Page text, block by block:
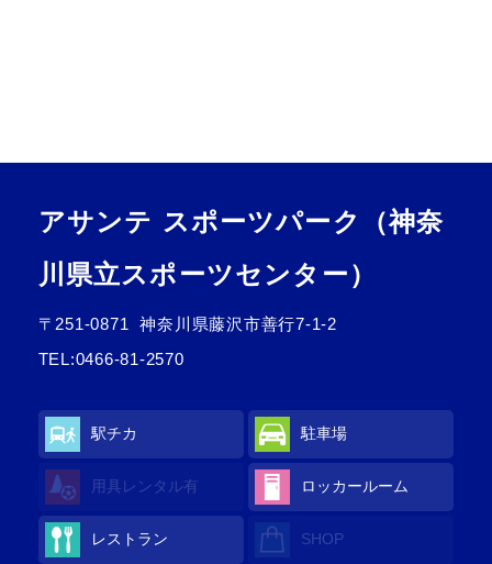
アサンテ スポーツパーク（神奈
川県立スポーツセンター）
〒251-0871
神奈川県藤沢市善行7-1-2
TEL:0466-81-2570
駅チカ 駐車場
用具レンタル有 ロッカールーム
レストラン SHOP